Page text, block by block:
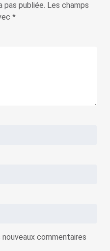
pas publiée. Les champs
*
commentaires